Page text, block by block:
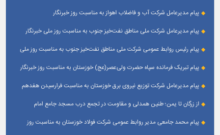
پیام مدیرعامل شرکت آب و فاضلاب اهواز به مناسبت روز خبرنگار
پیام مدیرعامل شركت ملی مناطق نفت‌خیز جنوب به مناسبت روز ملی خبرنگار
پیام رئیس روابط عمومی شركت ملی مناطق نفت‌خیز جنوب به مناسبت روز ملی
پیام تبریک فرمانده سپاه حضرت ولی‌عصر(عج) خوزستان به مناسبت روز خبرنگار
پیام مدیرعامل شرکت توزیع نیروی برق خوزستان به مناسبت فرارسیدن هفدهم
از زرگان تا یمن؛ طنین همدلی و مقاومت در تجمع درب مسجد جامع امام
پیام محمد جامعی مدیر روابط عمومی شرکت فولاد خوزستان به مناسبت روز